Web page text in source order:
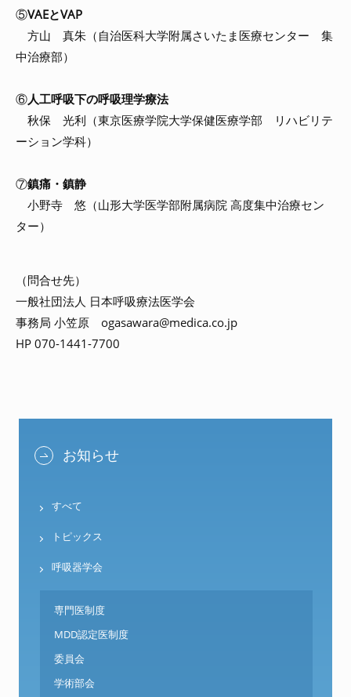
⑤VAEとVAP
方山 真朱（自治医科大学附属さいたま医療センター 集
中治療部）
⑥人工呼吸下の呼吸理学療法
秋保 光利（東京医療学院大学保健医療学部 リハビリテ
ーション学科）
⑦鎮痛・鎮静
小野寺 悠（山形大学医学部附属病院 高度集中治療セン
ター）
（問合せ先）
一般社団法人 日本呼吸療法医学会
事務局 小笠原 ogasawara@medica.co.jp
HP 070-1441-7700
お知らせ
すべて
トピックス
呼吸器学会
専門医制度
MDD認定医制度
委員会
学術部会